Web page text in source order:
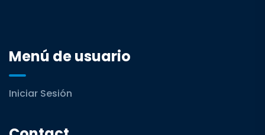
Menú de usuario
Iniciar Sesión